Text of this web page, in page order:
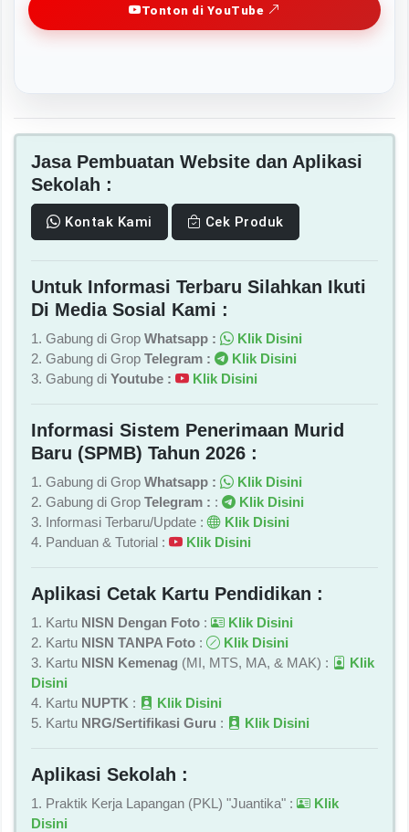
Tonton di YouTube
Jasa Pembuatan Website dan Aplikasi
Sekolah :
Kontak Kami Cek Produk
Untuk Informasi Terbaru Silahkan Ikuti
Di Media Sosial Kami :
1. Gabung di Grop Whatsapp :
Klik Disini
2. Gabung di Grop Telegram :
Klik Disini
3. Gabung di Youtube : Klik Disini
Informasi Sistem Penerimaan Murid
Baru (SPMB) Tahun 2026 :
1. Gabung di Grop Whatsapp :
Klik Disini
2. Gabung di Grop Telegram : :
Klik Disini
3. Informasi Terbaru/Update :
Klik Disini
4. Panduan & Tutorial :
Klik Disini
Aplikasi Cetak Kartu Pendidikan :
1. Kartu NISN Dengan Foto :
Klik Disini
2. Kartu NISN TANPA Foto :
Klik Disini
3. Kartu NISN Kemenag (MI, MTS, MA, & MAK) :
Klik
Disini
4. Kartu NUPTK :
Klik Disini
5. Kartu NRG/Sertifikasi Guru : Klik Disini
Aplikasi Sekolah :
1. Praktik Kerja Lapangan (PKL) "Juantika" :
Klik
Disini